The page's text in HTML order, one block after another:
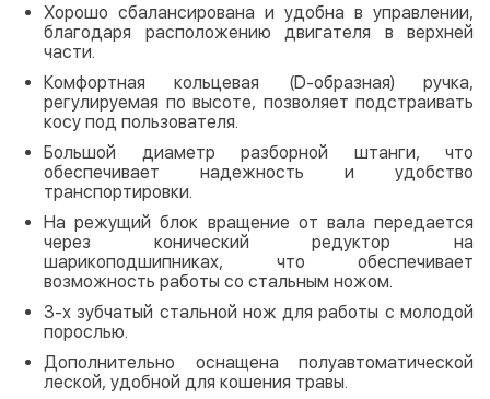
Хорошо сбалансирована и удобна в управлении,
благодаря расположению двигателя в верхней
части.
Комфортная кольцевая (D-образная) ручка,
регулируемая по высоте, позволяет подстраивать
косу под пользователя.
Большой диаметр разборной штанги, что
обеспечивает надежность и удобство
транспортировки.
На режущий блок вращение от вала передается
через конический редуктор на
шарикоподшипниках, что обеспечивает
возможность работы со стальным ножом.
3-х зубчатый стальной нож для работы с молодой
порослью.
Дополнительно оснащена полуавтоматической
леской, удобной для кошения травы.